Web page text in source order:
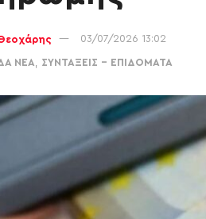
03/07/2026 13:02
ΝΕΑ ΣΥΝΤΑΞΕΙΣ - ΕΠΙΔΟΜΑΤΑ